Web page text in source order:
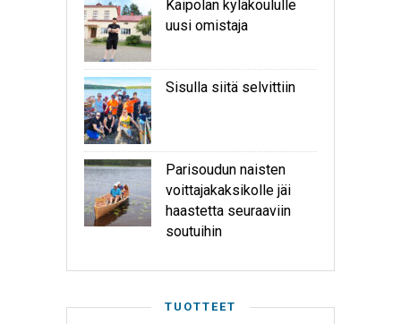
Kaipolan kyläkoululle
uusi omistaja
Sisulla siitä selvittiin
Parisoudun naisten
voittajakaksikolle jäi
haastetta seuraaviin
soutuihin
TUOTTEET